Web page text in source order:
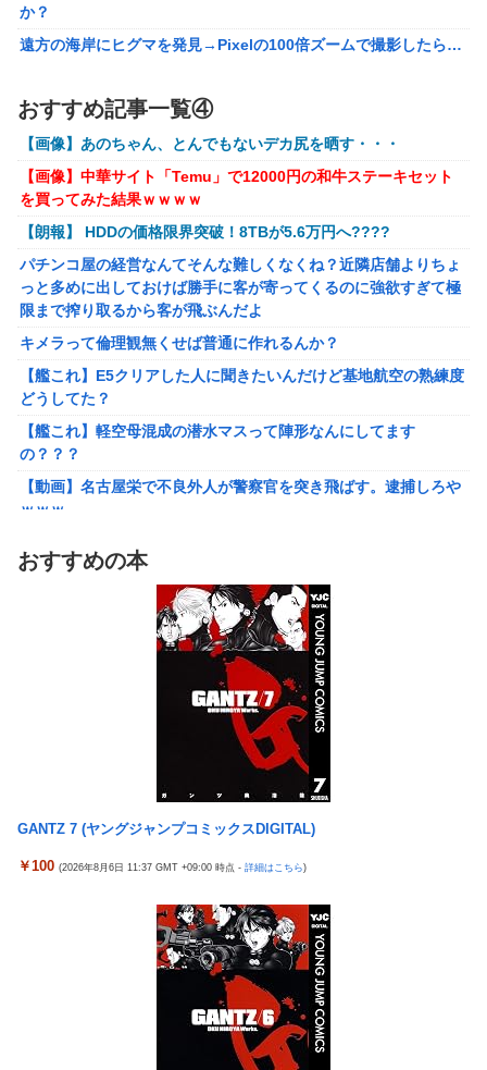
【VTuber】千羽師匠、Grokに自分の気持ち悪いツイート聞
くやつやってるのかなって思ったら相手鴨神やんけ
【ラブライブ！】
結局おまえらが求める『RPGの理想の主人公』って一体どう
いうのなん？
任天堂が「gamescom 2026」のラインナップを発表！
か？
遠方の海岸にヒグマを発見→Pixelの100倍ズームで撮影したら…
【勇者王ガオガイガー】PLAMATEA「獅子王凱」プラモデル
【明日予約開始】
【ToLOVEる】ユニクリ「籾岡里紗 ダークネスver.」フィギュア
【再販予約開始】
【トミカ】新シリーズ「トミカ クロスレスキュー」 始動
キメラって倫理観無くせば普通に作れるんか？
【艦これ】E5クリアした人に聞きたいんだけど基地航空の熟練度
どうしてた？
【艦これ】軽空母混成の潜水マスって陣形なんにしてます
の？？？
【動画】名古屋栄で不良外人が警察官を突き飛ばす。逮捕しろや
ｗｗｗ
【勇者王ガオガイガー】PLAMATEA「獅子王凱」プラモデル
【明日予約開始】
無理やり家族旅行に付いてきて露天風呂でも大声で嫌味を言う
決行した前代未聞の返り討ちがこちら←身体を張った捨て身の反
撃すぎる
【悲報】女「丸亀製麺美味しかったね」俺「また来ようよ」店員
「お会計2380円になりまーす」→その後『こう』なったんだが俺
悪くないよな？？？？？？？？
【驚愕】ユーチューバー「撮影で使うから、この高級時計も車も
ぜ～んぶ経費でタダ！ｗ」←まさかコレ本気にしてる奴なんてお
らんよな？よな？w w w w w w w w w w w
【衝撃画像】ババアがジジイにチェーンソー！？←一体何があっ
たんやコレw w w w w w w w w
【悲報】みい山の作者、自分の過去を消しまくる
が逮捕
【悲報】俺、「株の損失」が凄すぎて死にたい・・・
東京五輪出場の元重量挙げ日本代表選手逮捕 コンビニで卵2パ
ックとしょうゆ1本(835円相当)万引きし店長をケガさせたか
国民「円安で生活が苦しい！」高市「すぐにアメリカと異例の協
調介入して円高にしました」
水戸かな 人妻・主婦 不倫した【妻・かな】とその【相手・美
おすすめ記事一覧④
【画像】あのちゃん、とんでもないデカ尻を晒す・・・
【画像】中華サイト「Temu」で12000円の和牛ステーキセット
を買ってみた結果ｗｗｗｗ
【朗報】 HDDの価格限界突破！8TBが5.6万円へ????
パチンコ屋の経営なんてそんな難しくなくね？近隣店舗よりちょ
っと多めに出しておけば勝手に客が寄ってくるのに強欲すぎて極
限まで搾り取るから客が飛ぶんだよ
キメラって倫理観無くせば普通に作れるんか？
【艦これ】E5クリアした人に聞きたいんだけど基地航空の熟練度
どうしてた？
【艦これ】軽空母混成の潜水マスって陣形なんにしてます
の？？？
【動画】名古屋栄で不良外人が警察官を突き飛ばす。逮捕しろや
ｗｗｗ
【明日予約開始】
無理やり家族旅行に付いてきて露天風呂でも大声で嫌味を言う
姑。爆発寸前の私が他の客の前で「一世一代の勇気」を振り絞り
決行した前代未聞の返り討ちがこちら←身体を張った捨て身の反
【悲報】まどマギ映画、来月公開なのに話題にならない
【悲報】Amazon、デザイン改悪か
【愕然】ワイ、久しぶりに元カノのインスタ見た結果とんでもな
オコエ瑠偉、メキシコに渡って2球団を即クビ→SNS更新が3ヶ月
間止まって消息不明に
と「Type-B」になってしまう
「コンビニ、馬鹿にすんなよ」→あのオーナー夫婦、不起訴ｗｗ
【悲報】ジャンプ、ついに98万部…全盛期653万部からここまで
高市政権「減税します」→財源「これから考えます」
おすすめの本
GANTZ 7 (ヤングジャンプコミックスDIGITAL)
￥100 (2026年8月6日 11:37 GMT +09:00 時点 - 詳細はこちら)